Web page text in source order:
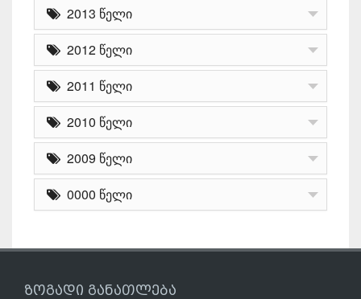
2013 წელი
2012 წელი
2011 წელი
2010 წელი
2009 წელი
0000 წელი
ზოგადი განათლება